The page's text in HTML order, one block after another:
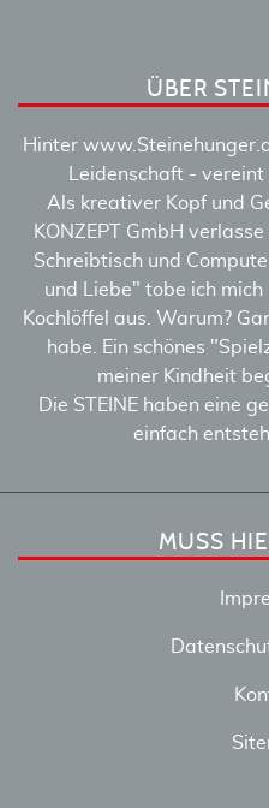
ÜBER
Hinter
Leidenschaft -
Als kreativer Kopf und
KONZEPT GmbH
Schreibtisch und
und Liebe" tobe ich mich
Kochlöffel aus. Warum?
habe. Ein schönes
meiner Kindheit
Die STEINE haben eine
einfach
MUSS